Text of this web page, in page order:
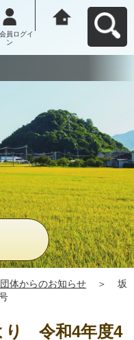
員ログイ
ン
団体からのお知らせ ＞
坂
り 令和4年度4